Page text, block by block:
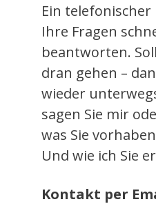
Ein
Ihre Fragen
beantworten.
dran gehen –
wieder
sagen Sie mir
was Sie
Und wie ich Sie
Kontakt per